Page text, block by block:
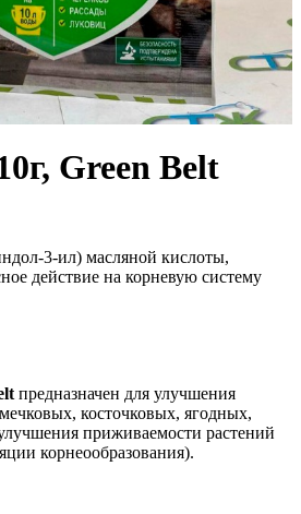
Green Belt
3-ил) масляной кислоты,
действие на корневую систему
предназначен для улучшения
косточковых, ягодных,
приживаемости растений
корнеообразования).